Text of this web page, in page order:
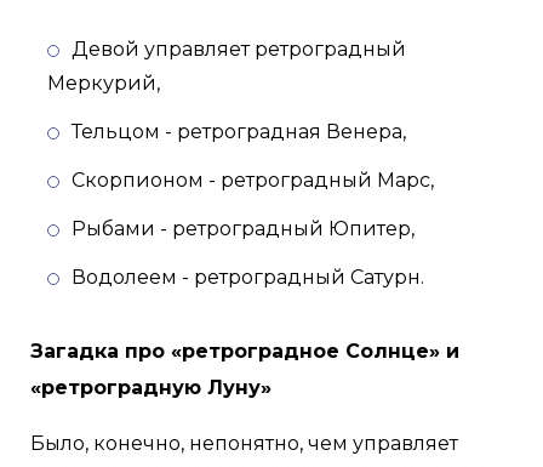
Девой управляет ретроградный
Меркурий,
Тельцом - ретроградная Венера,
Скорпионом - ретроградный Марс,
Рыбами - ретроградный Юпитер,
Водолеем - ретроградный Сатурн.
Загадка про «ретроградное Солнце» и
«ретроградную Луну»
Было, конечно, непонятно, чем управляет